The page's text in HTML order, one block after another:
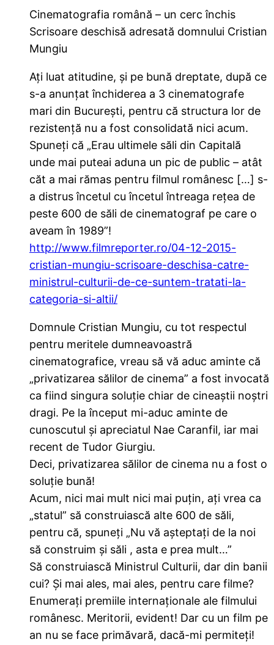
Cinematografia română – un cerc închis
Scrisoare deschisă adresată domnului Cristian
Mungiu
Ați luat atitudine, și pe bună dreptate, după ce
s-a anunțat închiderea a 3 cinematografe
mari din București, pentru că structura lor de
rezistență nu a fost consolidată nici acum.
Spuneți că „Erau ultimele săli din Capitală
unde mai puteai aduna un pic de public – atât
căt a mai rămas pentru filmul românesc […] s-
a distrus încetul cu încetul întreaga rețea de
peste 600 de săli de cinematograf pe care o
aveam în 1989”!
http://www.filmreporter.ro/04-12-2015-
cristian-mungiu-scrisoare-deschisa-catre-
ministrul-culturii-de-ce-suntem-tratati-la-
categoria-si-altii/
Domnule Cristian Mungiu, cu tot respectul
pentru meritele dumneavoastră
cinematografice, vreau să vă aduc aminte că
„privatizarea sălilor de cinema” a fost invocată
ca fiind singura soluție chiar de cineaștii noștri
dragi. Pe la început mi-aduc aminte de
cunoscutul și apreciatul Nae Caranfil, iar mai
recent de Tudor Giurgiu.
Deci, privatizarea sălilor de cinema nu a fost o
soluție bună!
Acum, nici mai mult nici mai puțin, ați vrea ca
„statul” să construiască alte 600 de săli,
pentru că, spuneți „Nu vă așteptați de la noi
să construim și săli , asta e prea mult…”
Să construiască Ministrul Culturii, dar din banii
cui? Și mai ales, mai ales, pentru care filme?
Enumerați premiile internaționale ale filmului
românesc. Meritorii, evident! Dar cu un film pe
an nu se face primăvară, dacă-mi permiteți!